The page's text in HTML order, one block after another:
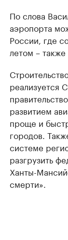
По слова
аэропорта
России, где
летом –
реализуется
развитием
проще и
городов.
системе
разгрузить
Ханты-
смерти».